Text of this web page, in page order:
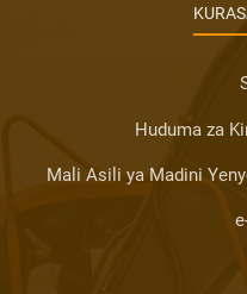
Huduma za
Mali Asili ya Madini